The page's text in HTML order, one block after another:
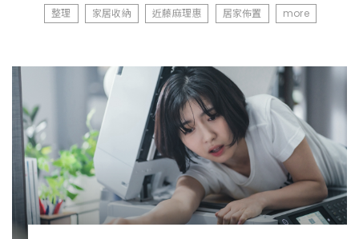
整理 家居收納 近藤麻理惠 居家佈置 more